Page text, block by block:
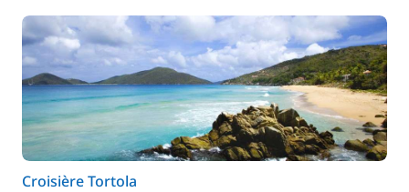
Croisière Tortola